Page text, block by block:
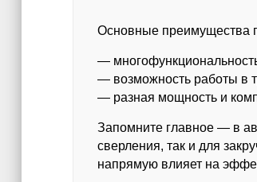
Основные преимущества
—
— возможность работы в
— разная мощность и
Запомните главное — в
сверления, так и для
напрямую влияет на